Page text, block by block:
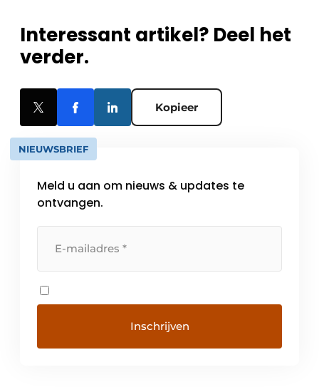
Interessant artikel? Deel het
verder.
Kopieer
NIEUWSBRIEF
Meld u aan om nieuws & updates te
ontvangen.